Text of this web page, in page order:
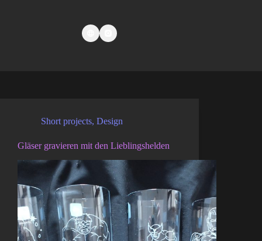
Short projects, Design
Gläser gravieren mit den Lieblingshelden